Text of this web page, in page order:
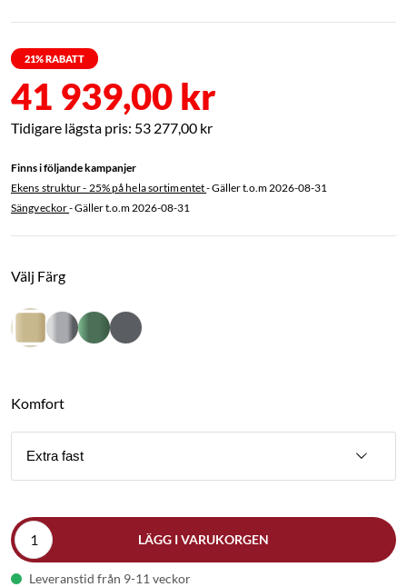
21% RABATT
41 939,00 kr
53 277,00 kr
Finns i följande kampanjer
Ekens struktur - 25% på hela sortimentet- Gäller t.o.m 2026-08-31
Sängveckor- Gäller t.o.m 2026-08-31
Välj Färg
Komfort
Extra fast
LÄGG I VARUKORGEN
Leveranstid från 9-11 veckor